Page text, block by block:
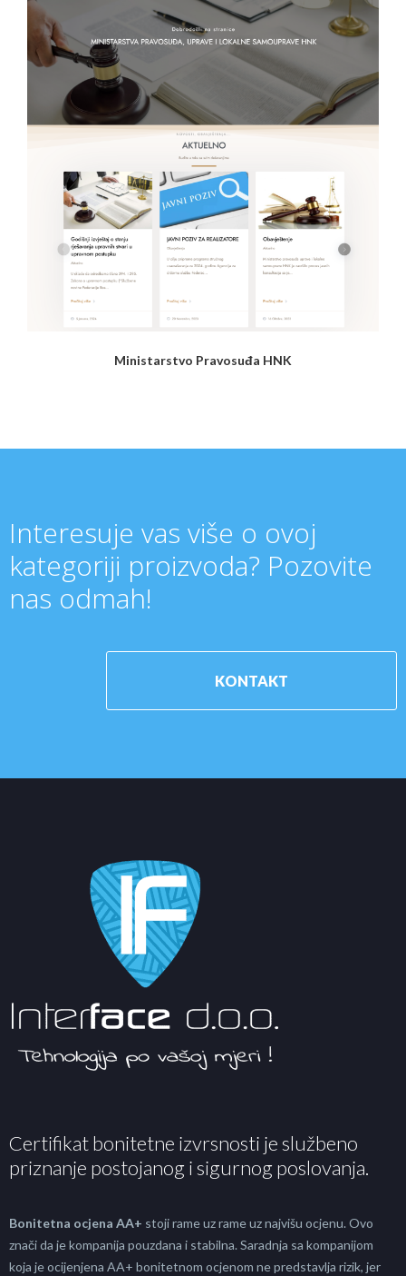
Ministarstvo Pravosuđa HNK
Interesuje vas više o ovoj
kategoriji proizvoda? Pozovite
nas odmah!
KONTAKT
Certifikat bonitetne izvrsnosti je službeno
priznanje postojanog i sigurnog poslovanja.
Bonitetna ocjena AA+ stoji rame uz rame uz najvišu ocjenu. Ovo
znači da je kompanija pouzdana i stabilna. Saradnja sa kompanijom
koja je ocijenjena AA+ bonitetnom ocjenom ne predstavlja rizik, jer